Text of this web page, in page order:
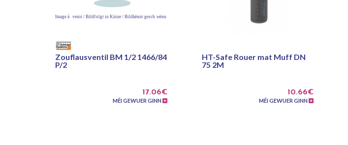
Zouflausventil BM 1/2 1466/84
P/2
17.06€
MÉI GEWUER GINN
HT-Safe Rouer mat Muff DN
75 2M
10.66€
MÉI GEWUER GINN